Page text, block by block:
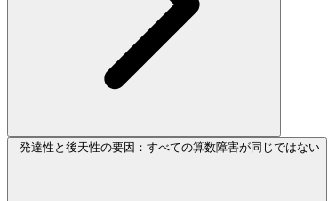
発達性と後天性の要因：すべての算数障害が同じではない